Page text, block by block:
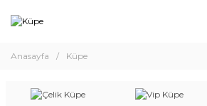
Anasayfa Küpe